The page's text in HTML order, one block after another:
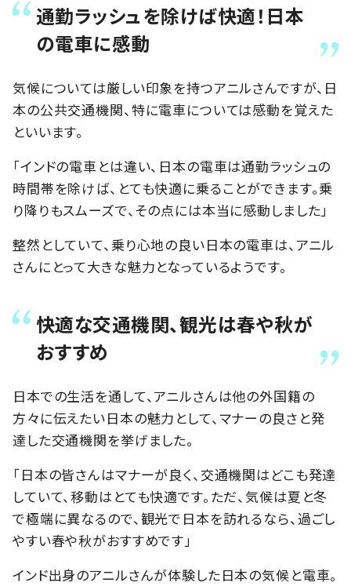
通勤ラッシュを除けば快適！日本
の電車に感動
気候については厳しい印象を持つアニルさんですが、日
本の公共交通機関、特に電車については感動を覚えた
といいます。
「インドの電車とは違い、日本の電車は通勤ラッシュの
時間帯を除けば、とても快適に乗ることができます。乗
り降りもスムーズで、その点には本当に感動しました」
整然としていて、乗り心地の良い日本の電車は、アニル
さんにとって大きな魅力となっているようです。
快適な交通機関、観光は春や秋が
おすすめ
日本での生活を通して、アニルさんは他の外国籍の
方々に伝えたい日本の魅力として、マナーの良さと発
達した交通機関を挙げました。
「日本の皆さんはマナーが良く、交通機関はどこも発達
していて、移動はとても快適です。ただ、気候は夏と冬
で極端に異なるので、観光で日本を訪れるなら、過ごし
やすい春や秋がおすすめです」
インド出身のアニルさんが体験した日本の気候と電車。